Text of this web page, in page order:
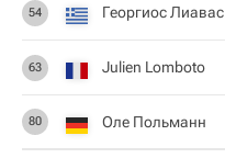
54 Георгиос Лиавас
63 Julien Lomboto
80 Оле Польманн